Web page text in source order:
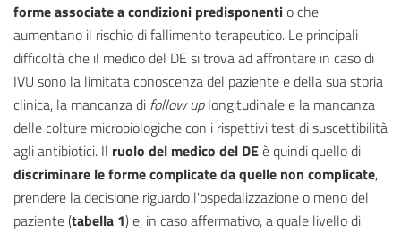
forme associate a condizioni predisponentio che
aumentano il rischio di fallimento terapeutico. Le principali
difficoltà che il medico del DE si trova ad affrontare in caso di
IVU sono la limitata conoscenza del paziente e della sua storia
clinica, la mancanza di follow uplongitudinale e la mancanza
delle colture microbiologiche con i rispettivi test di suscettibilità
agli antibiotici. Il ruolo del medico del DEè quindi quello di
discriminare le forme complicate da quelle non complicate,
prendere la decisione riguardo l'ospedalizzazione o meno del
paziente (tabella 1) e, in caso affermativo, a quale livello di